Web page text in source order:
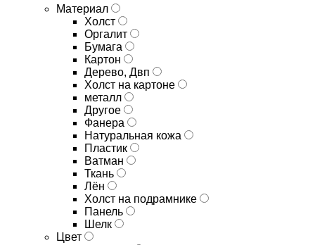
Материал
Холст
Оргалит
Бумага
Картон
Дерево, Двп
Холст на картоне
металл
Другое
Фанера
Натуральная кожа
Пластик
Ватман
Ткань
Лён
Холст на подрамнике
Панель
Шелк
Цвет